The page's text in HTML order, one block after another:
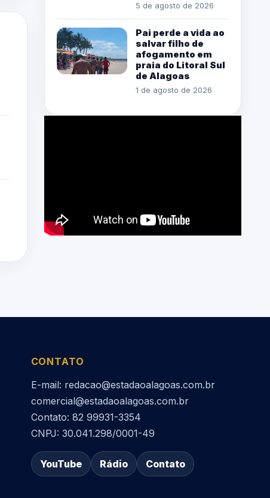
5 de agosto de 2026
Pai perde a vida ao
salvar filho de
afogamento em
praia do Litoral Sul
de Alagoas
1 de agosto de 2026
CONTATO
E-mail: redacao@estadaoalagoas.com.br
comercial@estadaoalagoas.com.br
Contato: 82 99931-3354
CNPJ: 30.041.298/0001-49
YouTube Rádio Contato